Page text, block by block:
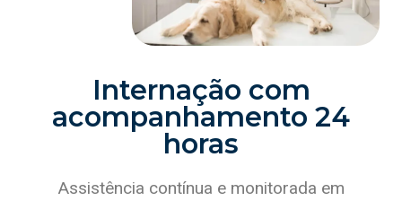
Internação com
acompanhamento 24
horas
Assistência contínua e monitorada em